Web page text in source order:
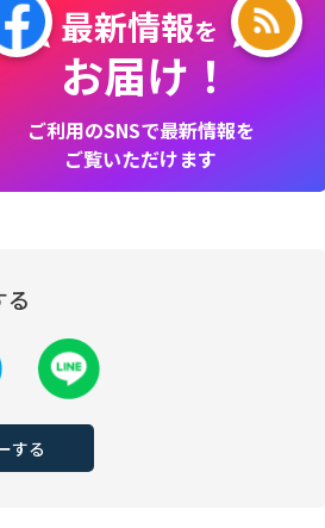
最新情報を
お届け！
ご利用のSNSで最新情報を
ご覧いただけます
る
する